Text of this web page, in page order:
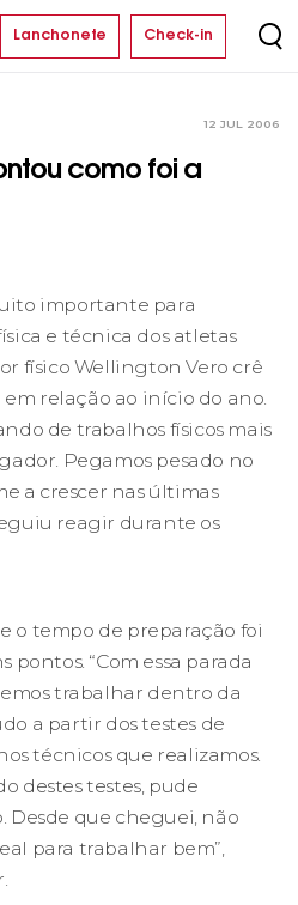
Lanchonete Check-in
12 JUL 2006
como foi a
importante para
e técnica dos atletas
físico Wellington Vero crê
relação ao início do ano.
de trabalhos físicos mais
Pegamos pesado no
a crescer nas últimas
reagir durante os
o tempo de preparação foi
“Com essa parada
trabalhar dentro da
a partir dos testes de
técnicos que realizamos.
destes testes, pude
Desde que cheguei, não
para trabalhar bem”,